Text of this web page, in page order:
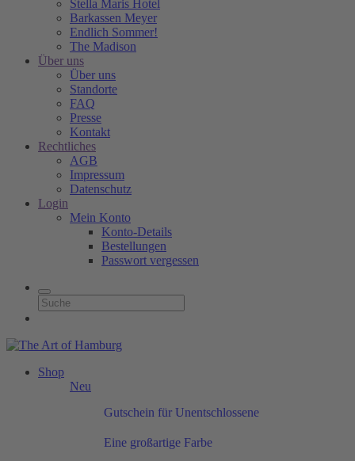
Stella Maris Hotel
Barkassen Meyer
Endlich Sommer!
The Madison
Über uns
Über uns
Standorte
FAQ
Presse
Kontakt
Rechtliches
AGB
Impressum
Datenschutz
Login
Mein Konto
Konto-Details
Bestellungen
Passwort vergessen
Shop
Neu
Gutschein für Unentschlossene
Eine großartige Farbe